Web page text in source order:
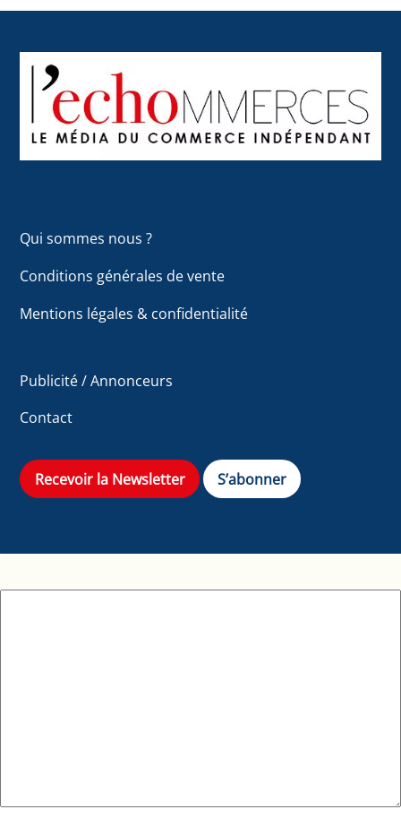
To
Top
Qui sommes nous ?
Conditions générales de vente
Mentions légales & confidentialité
Publicité / Annonceurs
Contact
Recevoir la Newsletter S’abonner